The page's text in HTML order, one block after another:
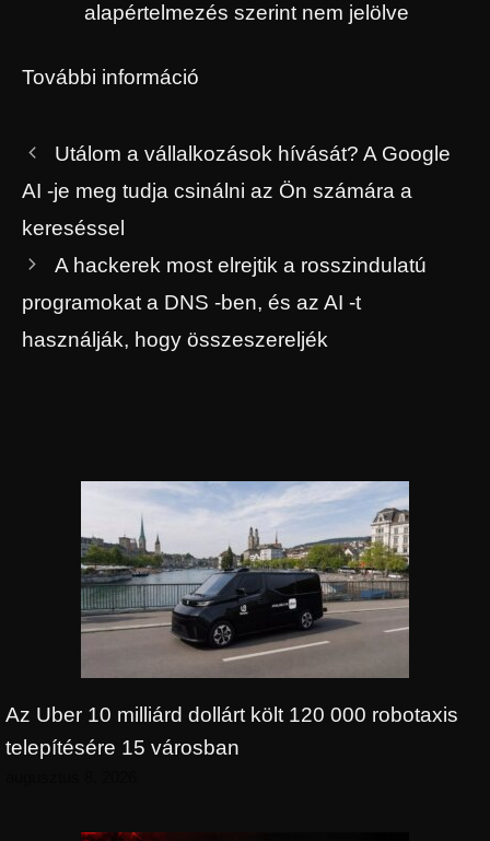
alapértelmezés szerint nem jelölve
További információ
Utálom a vállalkozások hívását? A Google
AI -je meg tudja csinálni az Ön számára a
kereséssel
A hackerek most elrejtik a rosszindulatú
programokat a DNS -ben, és az AI -t
használják, hogy összeszereljék
Az Uber 10 milliárd dollárt költ 120 000 robotaxis
telepítésére 15 városban